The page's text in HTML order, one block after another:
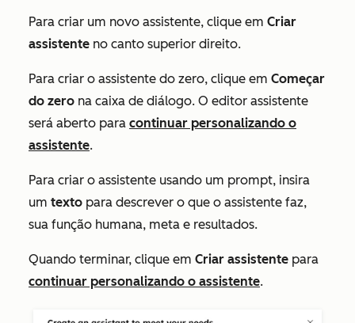
Para criar um novo assistente, clique em Criar
assistente no canto superior direito.
Para criar o assistente do zero, clique em Começar
do zero na caixa de diálogo. O editor assistente
será aberto para continuar personalizando o
assistente.
Para criar o assistente usando um prompt, insira
um texto para descrever o que o assistente faz,
sua função humana, meta e resultados.
Quando terminar, clique em Criar assistente para
continuar personalizando o assistente.